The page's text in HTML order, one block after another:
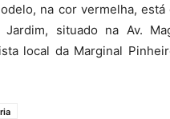
na cor vermelha, está
Jardim, situado na Av.
local da Marginal